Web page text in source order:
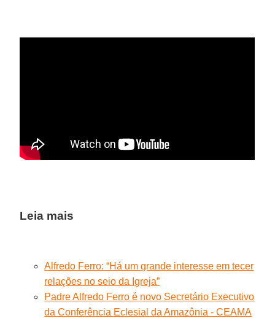
Leia mais
Alfredo Ferro: “Há um grande interesse em tecer
relações no seio da Igreja”
Padre Alfredo Ferro é novo Secretário Executivo
da Conferência Eclesial da Amazônia - CEAMA